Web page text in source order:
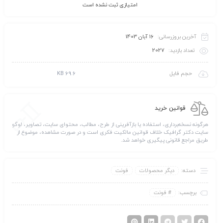
امتیازی ثبت نشده است
آخرین بروزرسانی:
16 آبان 1403
تعداد بازدید: 2027
حجم فایل 69.6 KB
قوانین خرید
هرگونه نسخه‌برداری، استفاده یا بازآفرینی از طرح، مطالب، محتوای سایت، تصاویر، لوگو
سایت دکتر گرافیک خلاف قوانین مالکیت فکری است و در صورت مشاهده، موضوع از
طریق مراجع قانونی پیگیری خواهد شد.
دسته: دیگر محصولات فونت
برچسب: فونت